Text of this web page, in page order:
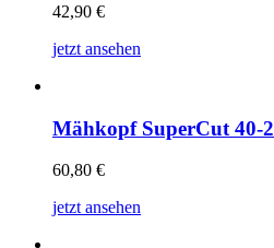
42,90 €
jetzt ansehen
Mähkopf SuperCut 40-2
60,80 €
jetzt ansehen